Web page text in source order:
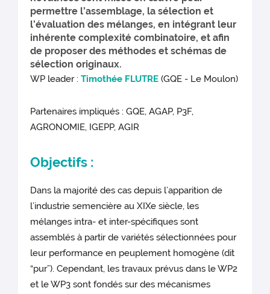
permettre l’assemblage, la sélection et
l’évaluation des mélanges, en intégrant leur
inhérente complexité combinatoire, et afin
de proposer des méthodes et schémas de
sélection originaux.
WP leader :Timothée FLUTRE (GQE - Le Moulon)
Partenaires impliqués : GQE, AGAP, P3F,
AGRONOMIE, IGEPP, AGIR
Objectifs :
Dans la majorité des cas depuis l’apparition de
l’industrie semencière au XIXe siècle, les
mélanges intra- et inter-spécifiques sont
assemblés à partir de variétés sélectionnées pour
leur performance en peuplement homogène (dit
“pur”). Cependant, les travaux prévus dans le WP2
et le WP3 sont fondés sur des mécanismes